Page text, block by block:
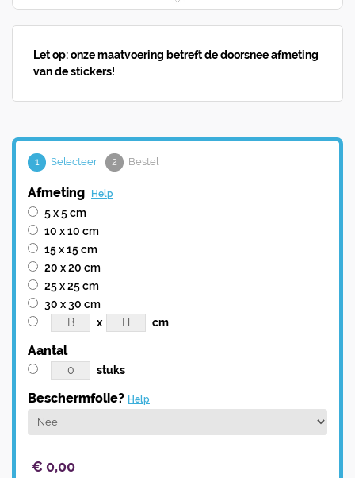
Let op: onze maatvoering betreft de doorsnee afmeting
van de stickers!
1 Selecteer 2 Bestel
Afmeting Help
5 x 5 cm
10 x 10 cm
15 x 15 cm
20 x 20 cm
25 x 25 cm
30 x 30 cm
x
cm
Aantal
stuks
Beschermfolie? Help
€ 0,00